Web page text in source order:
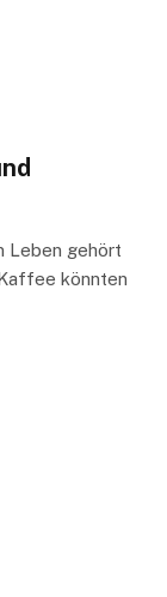
Leben gehört
könnten